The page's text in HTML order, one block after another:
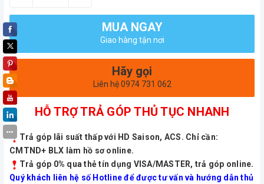
MUA NGAY
Giao hàng tận nơi
Hãy gọi
Liên hệ 0974 731 062
HỖ TRỢ TRẢ GÓP THỦ TỤC NHANH
Trả góp lãi suất thấp với HD Saison, ACS. Chỉ cần:
CMTND+ BLX làm hồ sơ online.
Trả góp 0% qua thẻ tín dụng VISA/MASTER, trả góp online.
Quý khách liên hệ số Hotline để được tư vấn và hướng dẫn thủ